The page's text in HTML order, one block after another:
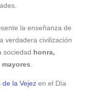
la enseñanza de
verdadera civilización
sociedad honra,
de la Vejezen el Día